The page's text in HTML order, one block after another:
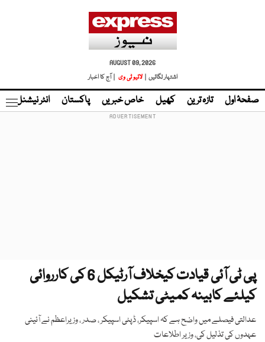
AUGUST 09, 2026
اشتہار لگائیں |
لائیو ٹی وی | آج کا اخبار
صفحۂ اول تازہ ترین کھیل خاص خبریں پاکستان انٹر نیشنل
پی ٹی آئی قیادت کیخلاف آرٹیکل 6 کی کارروائی
کیلئے کابینہ کمیٹی تشکیل
عدالتی فیصلے میں واضح ہے کہ اسپیکر، ڈپٹی اسپیکر ، صدر ، وزیراعظم نے آئینی
عہدوں کی تذلیل کی، وزیر اطلاعات